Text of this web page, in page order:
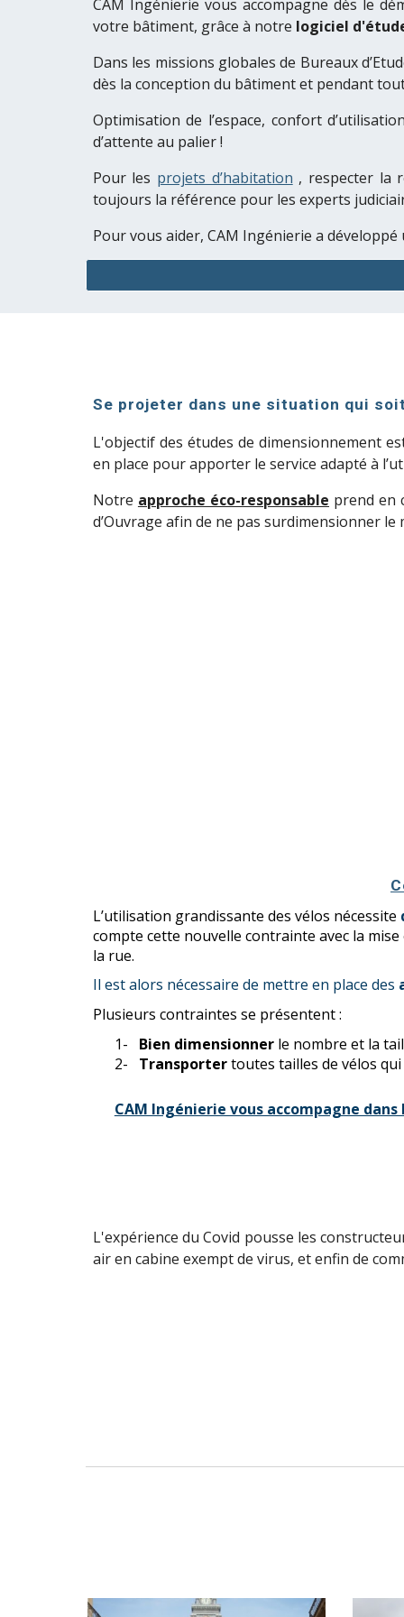
CAM Ingénierie vous accompagne dès l e
votre bâtiment, grâce à notre logiciel
Dans les missions globales de Bureaux
dès la conception du bâtiment et pendant
Optimisation de l’espace, confort
d’attente au palier !
Pour les projets d’habitation , respecter la
toujours la référence pour les experts
Pour vous aider, CAM Ingénierie a développé
Se projeter dans une situation qui
L'objectif des études de dimensionnement
en place pour apporter le service adapté à
Notre approche éco-responsable prend en
d’Ouvrage afin de ne pas surdimensionner
L’utilisation grandissante des vélos nécessite
compte cette nouvelle contrainte avec la
la rue.
Il est alors nécessaire de mettre en place des
Plusieurs contraintes se présentent :
1- Bien dimensionnerle nombre et la
2- Transportertoutes tailles de vélos qui
CAM Ingénierie vous accompagne
L'expérience du Covid pousse les
air en cabine exempt de virus, et enfin de